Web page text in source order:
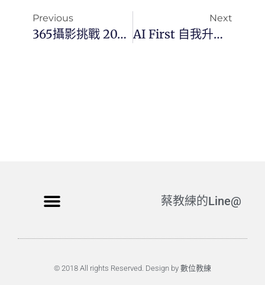
Previous
365攝影挑戰 20260524(日)143/365 Day3797
Next
AI First 自我升級：如何用 ICOR® 方法建構你的數位二級大腦，徹底釋放大腦算力
蔡教練的Line@
© 2018 All rights Reserved. Design by 數位教練